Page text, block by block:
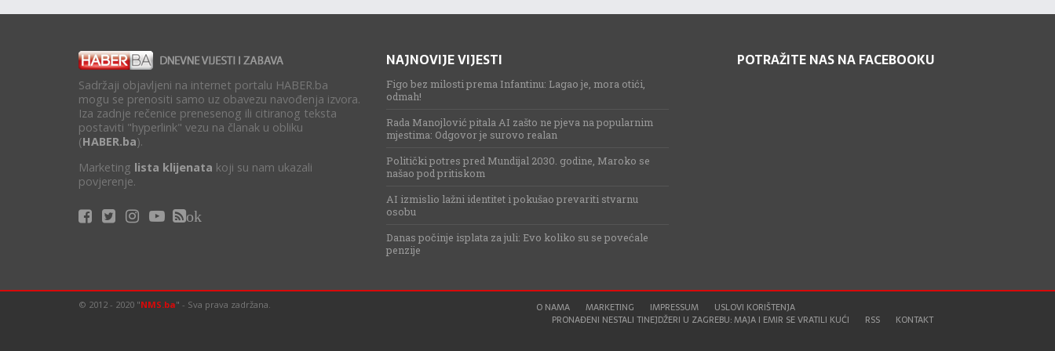
Sadržaji objavljeni na internet portalu HABER.ba
mogu se prenositi samo uz obavezu navođenja izvora.
Iza zadnje rečenice prenesenog ili citiranog teksta
postaviti "hyperlink" vezu na članak u obliku
(HABER.ba).
Marketing lista klijenata koji su nam ukazali
povjerenje.
ok
NAJNOVIJE VIJESTI
Figo bez milosti prema Infantinu: Lagao je, mora otići,
odmah!
Rada Manojlović pitala AI zašto ne pjeva na popularnim
mjestima: Odgovor je surovo realan
Politički potres pred Mundijal 2030. godine, Maroko se
našao pod pritiskom
AI izmislio lažni identitet i pokušao prevariti stvarnu
osobu
Danas počinje isplata za juli: Evo koliko su se povećale
penzije
POTRAŽITE NAS NA FACEBOOKU
O NAMA MARKETING IMPRESSUM
USLOVI KORIŠTENJA
PRONAĐENI NESTALI TINEJDŽERI U ZAGREBU: MAJA I EMIR SE VRATILI KUĆI
RSS KONTAKT
© 2012 - 2020 "NMS.ba" - Sva prava zadržana.